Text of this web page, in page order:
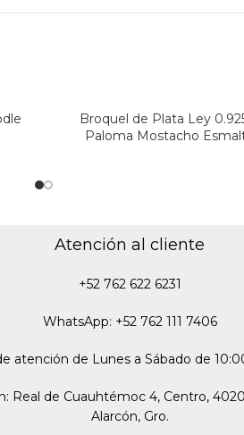
Broquel de Plata Ley
Paloma Mostacho
Atención al cliente
+52 762 622 6231
WhatsApp: +52 762 111 7406
atención de Lunes a Sábado de
Real de Cuauhtémoc 4, Centro,
Alarcón, Gro.